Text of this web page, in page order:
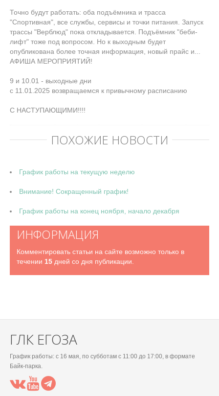
Точно будут работать: оба подъёмника и трасса
"Спортивная", все службы, сервисы и точки питания. Запуск
трассы "Верблюд" пока откладывается. Подъёмник "беби-
лифт" тоже под вопросом. Но к выходным будет
опубликована более точная информация, новый прайс и...
АФИША МЕРОПРИЯТИЙ!
9 и 10.01 - выходные дни
с 11.01.2025 возвращаемся к привычному расписанию
С НАСТУПАЮЩИМИ!!!!
ПОХОЖИЕ НОВОСТИ
График работы на текущую неделю
Внимание! Сокращенный график!
График работы на конец ноября, начало декабря
ИНФОРМАЦИЯ
Комментировать статьи на сайте возможно только в
течении 15 дней со дня публикации.
ГЛК ЕГОЗА
График работы: c 16 мая, по субботам с 11:00 до 17:00, в формате
Байк-парка.